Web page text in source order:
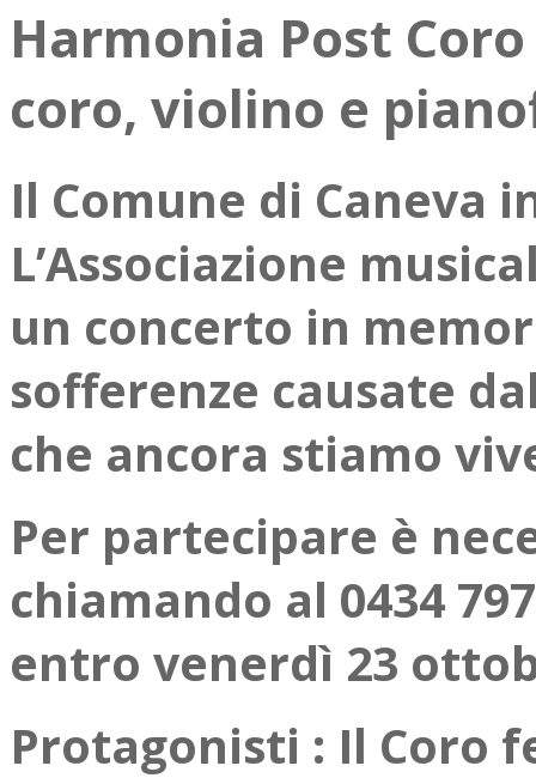
Harmonia Post
coro, violino e
Il Comune di Caneva
L’Associazione
un concerto in
sofferenze causate
che ancora stiamo
Per partecipare è
chiamando al 0434
entro venerdì 23
Protagonisti : Il Coro